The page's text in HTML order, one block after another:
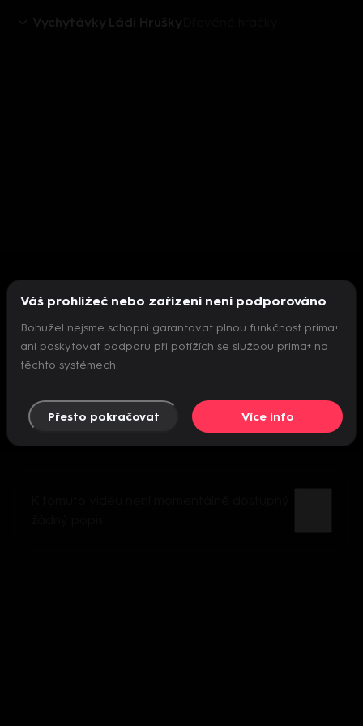
Vychytávky Ládi Hrušky
Nepodařilo se inicializovat přehrávač
Váš prohlížeč nebo zařízení není podporováno
Bohužel nejsme schopni garantovat plnou funkčnost prima+
ani poskytovat podporu při potížích se službou prima+ na
těchto systémech.
Přesto pokračovat Více info